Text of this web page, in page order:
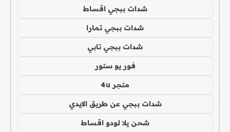
شدات ببجي اقساط
شدات ببجي تمارا
شدات ببجي تابي
فور يو ستور
متجر 4u
شدات ببجي عن طريق الايدي
شحن يلا لودو اقساط